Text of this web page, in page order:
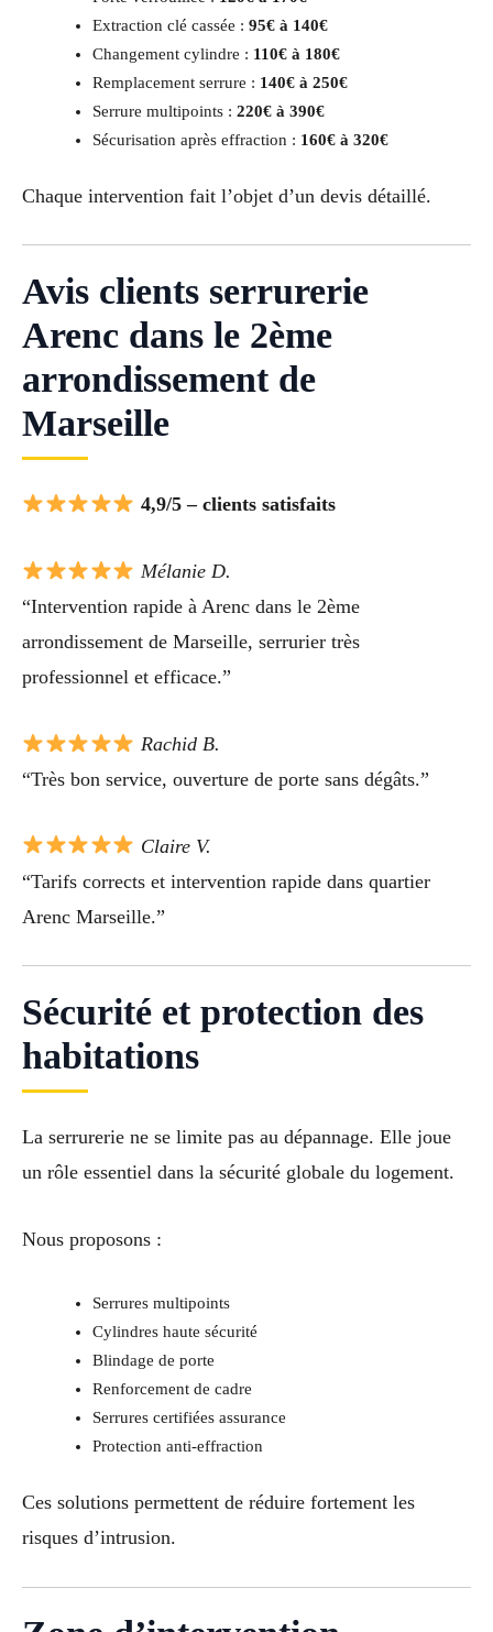
Extraction clé cassée : 95€ à 140€
Changement cylindre : 110€ à 180€
Remplacement serrure : 140€ à 250€
Serrure multipoints : 220€ à 390€
Sécurisation après effraction : 160€ à 320€
Chaque intervention fait l’objet d’un devis détaillé.
Avis clients serrurerie
Arenc dans le 2ème
arrondissement de
Marseille
4,9/5 – clients satisfaits
Mélanie D.
“Intervention rapide à Arenc dans le 2ème
arrondissement de Marseille, serrurier très
professionnel et efficace.”
Rachid B.
“Très bon service, ouverture de porte sans dégâts.”
Claire V.
“Tarifs corrects et intervention rapide dans quartier
Arenc Marseille.”
Sécurité et protection des
habitations
La serrurerie ne se limite pas au dépannage. Elle joue
un rôle essentiel dans la sécurité globale du logement.
Nous proposons :
Serrures multipoints
Cylindres haute sécurité
Blindage de porte
Renforcement de cadre
Serrures certifiées assurance
Protection anti-effraction
Ces solutions permettent de réduire fortement les
risques d’intrusion.